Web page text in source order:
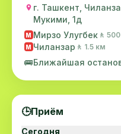
г. Ташкент,
Мукими, 1д
M Мирзо Улугбек 🚶
M Чиланзар 🚶 1.5 км
🚌Ближайшая
🕒Приём
Сегодня